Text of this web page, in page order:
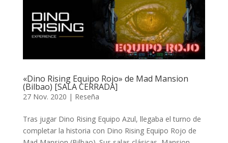
«Dino Rising Equipo Rojo» de Mad Mansion
(Bilbao) [SALA CERRADA]
27 Nov. 2020 | Reseña
Tras jugar Dino Rising Equipo Azul, llegaba el turno de
completar la historia con Dino Rising Equipo Rojo de